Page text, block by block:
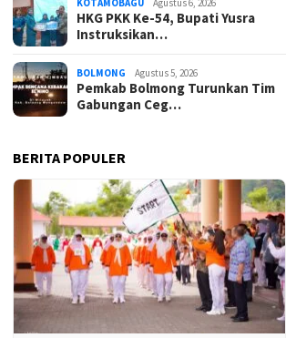
HKG PKK Ke-54, Bupati Yusra
Instruksikan…
BOLMONG Agustus 5, 2026
Pemkab Bolmong Turunkan Tim
Gabungan Ceg…
BERITA POPULER